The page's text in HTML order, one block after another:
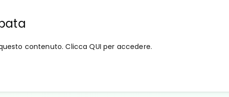
contenuto. Clicca QUI per accedere.